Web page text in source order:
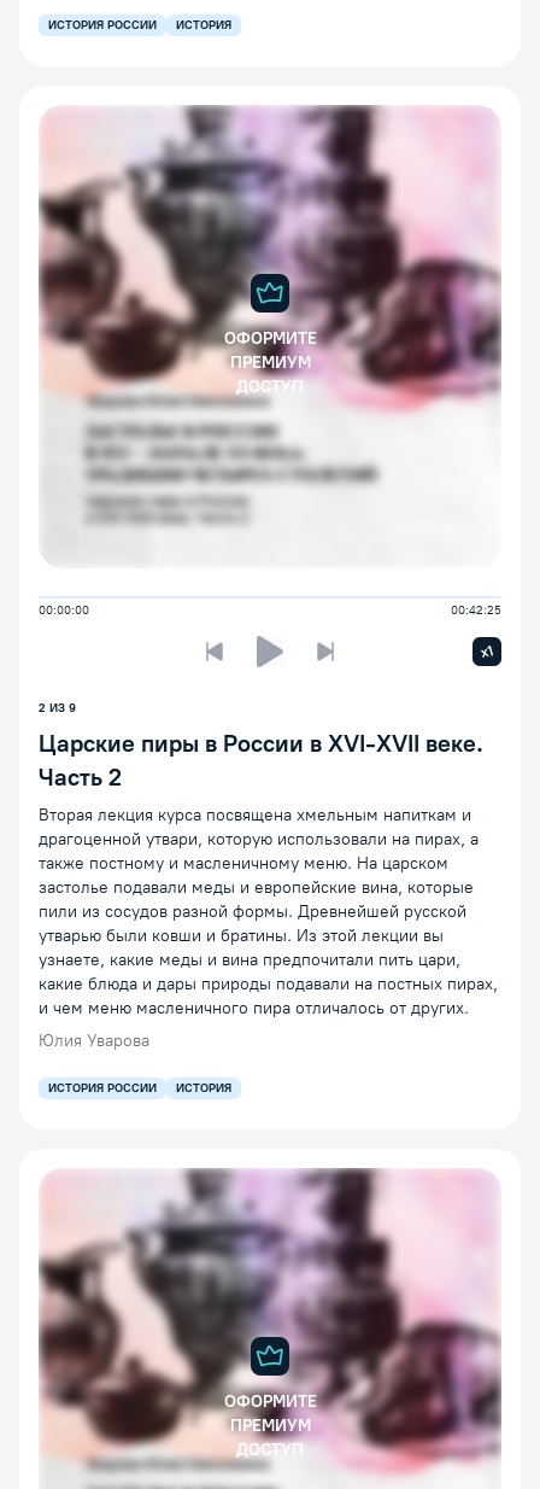
ИСТОРИЯ РОССИИ ИСТОРИЯ
ОФОРМИТЕ
ПРЕМИУМ
ДОСТУП
00:00:00 00:42:25
Предыдущая лекцияСледующая лекция
x1
2 ИЗ 9
Царские пиры в России в XVI-XVII веке.
Часть 2
Вторая лекция курса посвящена хмельным напиткам и
драгоценной утвари, которую использовали на пирах, а
также постному и масленичному меню. На царском
застолье подавали меды и европейские вина, которые
пили из сосудов разной формы. Древнейшей русской
утварью были ковши и братины. Из этой лекции вы
узнаете, какие меды и вина предпочитали пить цари,
какие блюда и дары природы подавали на постных пирах,
и чем меню масленичного пира отличалось от других.
Юлия Уварова
ИСТОРИЯ РОССИИ ИСТОРИЯ
ОФОРМИТЕ
ПРЕМИУМ
ДОСТУП